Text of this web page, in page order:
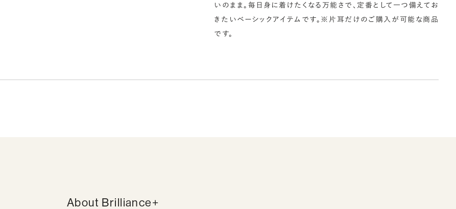
いのまま。毎日身に着けたくなる万能さで、定番として一つ備えてお
きたいベーシックアイテムです。※片耳だけのご購入が可能な商品
です。
About Brilliance+